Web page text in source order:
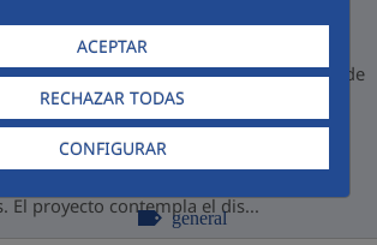
ACEPTAR
RECHAZAR TODAS
CONFIGURAR
adjudicataria del proyecto de la Planta de
Residuales (PTAR) de Cajamarca,
bajo la modalidad de
(APP), consolidando así su
su compromiso con el desarrollo
El proyecto contempla el dis...
general